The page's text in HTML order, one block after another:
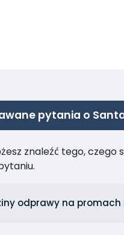
pytania o
znaleźć tego, czego
odprawy na